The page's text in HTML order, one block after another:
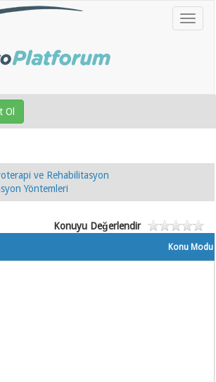
Ol
ve Rehabilitasyon
Yöntemleri
Konuyu Değerlendir
Konu Modu